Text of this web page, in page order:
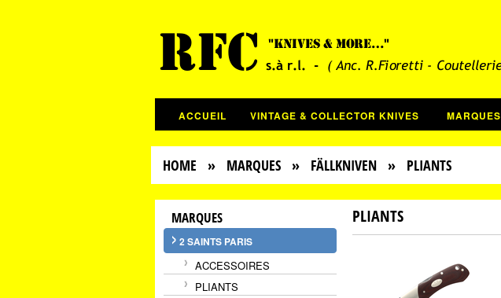
ACCUEIL VINTAGE & COLLECTOR KNIVES MARQUES
HOME » MARQUES » FÄLLKNIVEN » PLIANTS
MARQUES
2 SAINTS PARIS
ACCESSOIRES
PLIANTS
PLIANTS